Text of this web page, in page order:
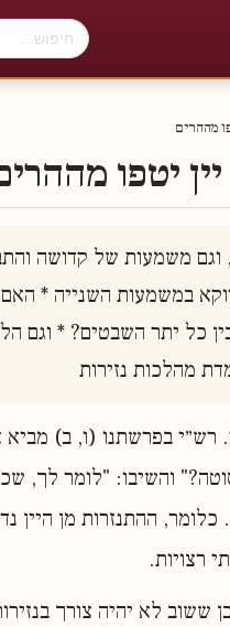
מההרים
יטפו
מהלכות נזירות
רש״י בפרשתנו (ו, ב) מביא
והשיבו: "לומר לך,
כלומר, ההתנזרות מן היין
רצויות.
ששוב לא יהיה צורך